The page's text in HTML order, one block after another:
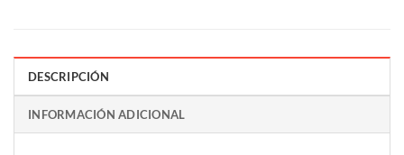
DESCRIPCIÓN
INFORMACIÓN ADICIONAL